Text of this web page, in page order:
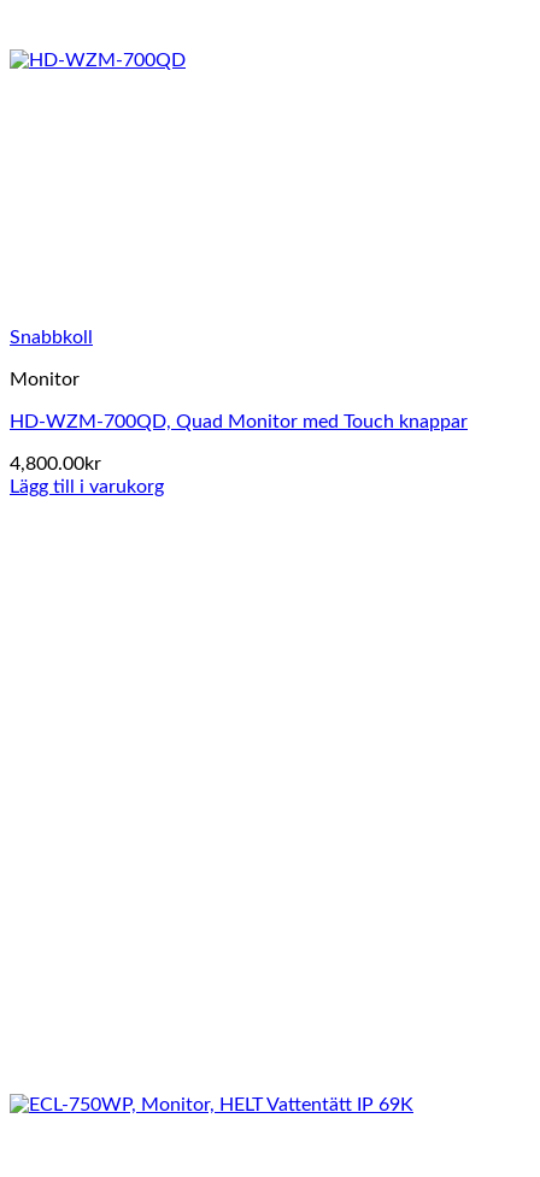
Snabbkoll
Monitor
HD-WZM-700QD, Quad Monitor med Touch knappar
4,800.00kr
Lägg till i varukorg